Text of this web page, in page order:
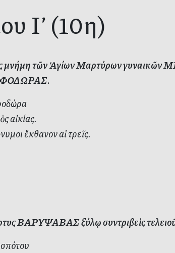
Ι’ (10η)
μνήμη τῶν Ἁγίων Μαρτύρων
αἰκίας.
ἔκθανον αἱ τρεῖς.
ΒΑΡΥΨΑΒΑΣ ξύλῳ συντριβεὶς